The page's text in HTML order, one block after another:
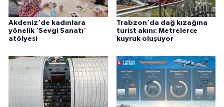
Akdeniz'de kadınlara
yönelik 'Sevgi Sanatı'
atölyesi
Trabzon'da dağ kızağına
turist akını: Metrelerce
kuyruk oluşuyor